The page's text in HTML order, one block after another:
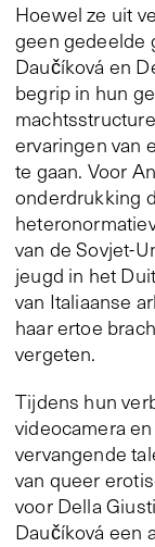
Hoewel ze uit
geen gedeelde
Daučíková en
begrip in hun
ervaringen van
te gaan. Voor
onderdrukking
van de Sovjet-
jeugd in het
van Italiaanse
haar ertoe
vergeten.
Tijdens hun
videocamera
vervangende
van queer
voor Della
Daučíková een